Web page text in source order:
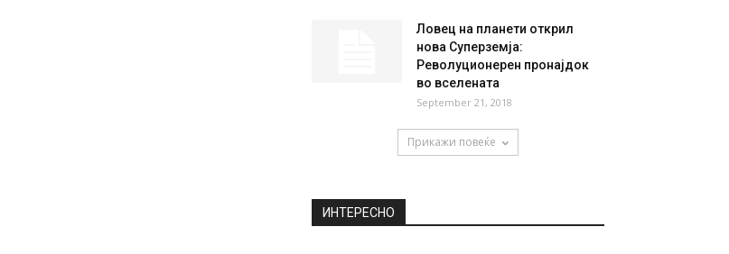
Ловец на планети открил
нова Суперземја:
Револуционерен пронајдок
во вселената
September 21, 2018
Прикажи повеќе
ИНТЕРЕСНО